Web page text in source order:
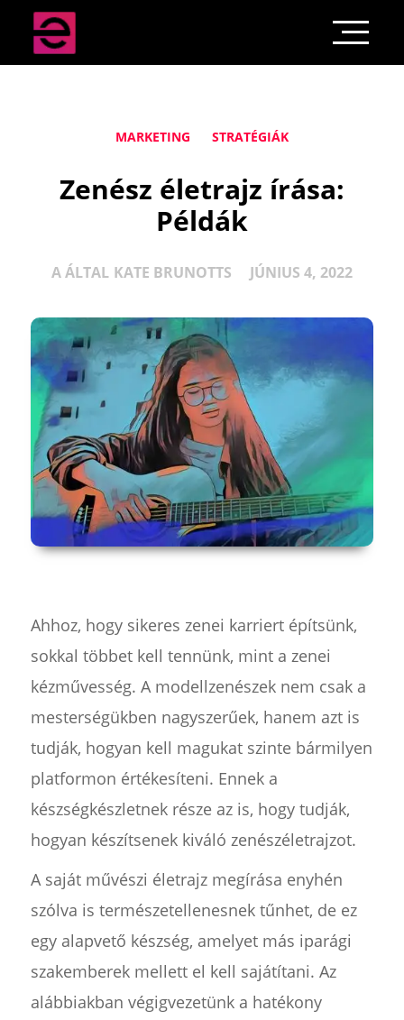
MARKETING STRATÉGIÁK
Zenész életrajz írása:
Példák
A ÁLTAL KATE BRUNOTTS JÚNIUS 4, 2022
Ahhoz, hogy sikeres zenei karriert építsünk,
sokkal többet kell tennünk, mint a zenei
kézművesség. A modellzenészek nem csak a
mesterségükben nagyszerűek, hanem azt is
tudják, hogyan kell magukat szinte bármilyen
platformon értékesíteni. Ennek a
készségkészletnek része az is, hogy tudják,
hogyan készítsenek kiváló zenészéletrajzot.
A saját művészi életrajz megírása enyhén
szólva is természetellenesnek tűnhet, de ez
egy alapvető készség, amelyet más iparági
szakemberek mellett el kell sajátítani. Az
alábbiakban végigvezetünk a hatékony